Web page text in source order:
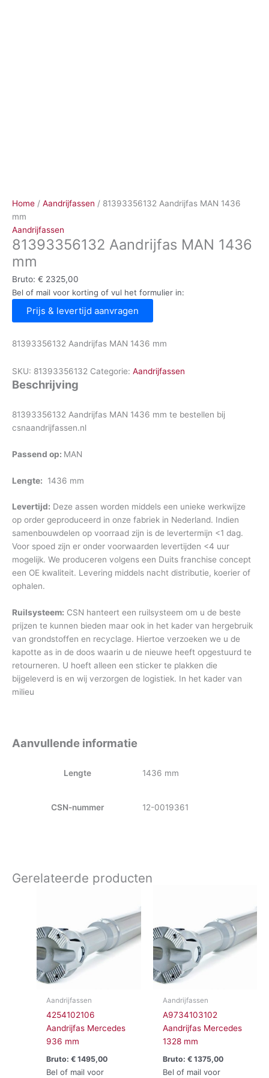
Home / Aandrijfassen / 81393356132 Aandrijfas MAN 1436
mm
Aandrijfassen
81393356132 Aandrijfas MAN 1436
mm
Bruto: € 2325,00
Bel of mail voor korting of vul het formulier in:
Prijs & levertijd aanvragen
81393356132 Aandrijfas MAN 1436 mm
SKU: 81393356132 Categorie: Aandrijfassen
Beschrijving
81393356132 Aandrijfas MAN 1436 mm te bestellen bij
csnaandrijfassen.nl
Passend op: MAN
Lengte: 1436 mm
Levertijd: Deze assen worden middels een unieke werkwijze
op order geproduceerd in onze fabriek in Nederland. Indien
samenbouwdelen op voorraad zijn is de levertermijn <1 dag.
Voor spoed zijn er onder voorwaarden levertijden <4 uur
mogelijk. We produceren volgens een Duits franchise concept
een OE kwaliteit. Levering middels nacht distributie, koerier of
ophalen.
Ruilsysteem: CSN hanteert een ruilsysteem om u de beste
prijzen te kunnen bieden maar ook in het kader van hergebruik
van grondstoffen en recyclage. Hiertoe verzoeken we u de
kapotte as in de doos waarin u de nieuwe heeft opgestuurd te
retourneren. U hoeft alleen een sticker te plakken die
bijgeleverd is en wij verzorgen de logistiek. In het kader van
milieu
Aanvullende informatie
Lengte 1436 mm
CSN-nummer 12-0019361
Gerelateerde producten
Aandrijfassen
4254102106
Aandrijfas Mercedes
936 mm
Bruto:€ 1495,00
Bel of mail voor
Aandrijfassen
A9734103102
Aandrijfas Mercedes
1328 mm
Bruto: €1375,00
Bel of mail voor